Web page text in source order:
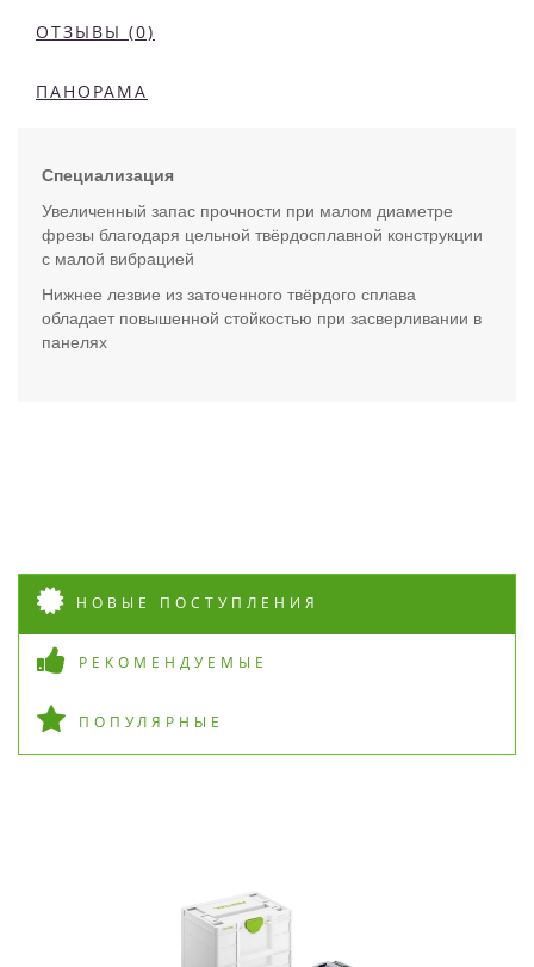
ОТЗЫВЫ (0)
ПАНОРАМА
Специализация
Увеличенный запас прочности при малом диаметре
фрезы благодаря цельной твёрдосплавной конструкции
с малой вибрацией
Нижнее лезвие из заточенного твёрдого сплава
обладает повышенной стойкостью при засверливании в
панелях
НОВЫЕ ПОСТУПЛЕНИЯ
РЕКОМЕНДУЕМЫЕ
ПОПУЛЯРНЫЕ